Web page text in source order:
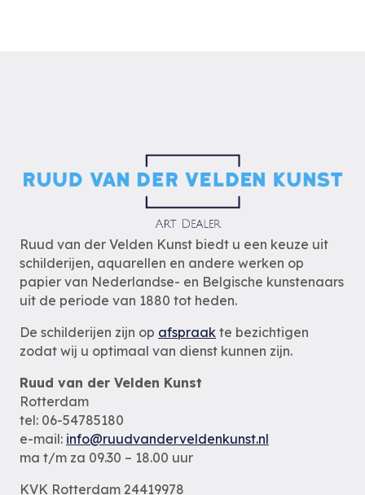
Ruud van der Velden Kunst biedt u een keuze uit
schilderijen, aquarellen en andere werken op
papier van Nederlandse- en Belgische kunstenaars
uit de periode van 1880 tot heden.
De schilderijen zijn op afspraak te bezichtigen
zodat wij u optimaal van dienst kunnen zijn.
Ruud van der Velden Kunst
Rotterdam
tel: 06-54785180
e-mail: info@ruudvanderveldenkunst.nl
ma t/m za 09.30 – 18.00 uur
KVK Rotterdam 24419978